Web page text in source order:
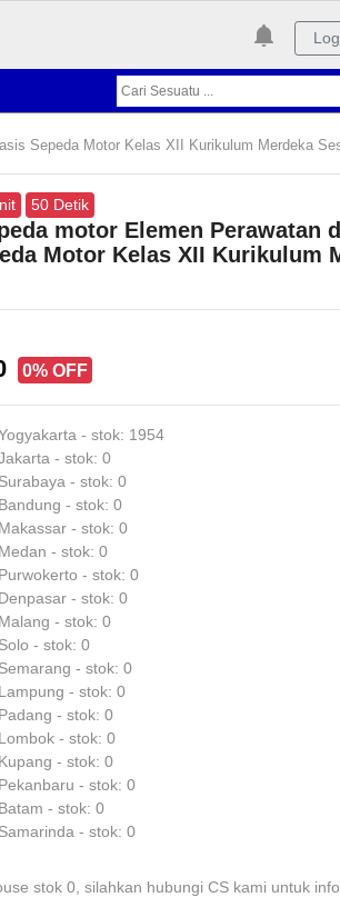
Sepeda Motor Kelas XII Kurikulum Merdeka
49 Detik
motor Elemen Perawatan
Motor Kelas XII Kurikulum
0% OFF
- stok: 1954
- stok: 0
- stok: 0
- stok: 0
- stok: 0
- stok: 0
- stok: 0
- stok: 0
- stok: 0
- stok: 0
- stok: 0
- stok: 0
- stok: 0
- stok: 0
- stok: 0
- stok: 0
- stok: 0
- stok: 0
stok 0, silahkan hubungi CS kami untuk